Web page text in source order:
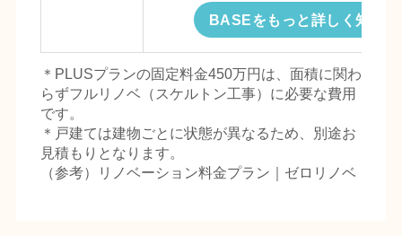
BASEをもっと詳しく知る
＊PLUSプランの固定料金450万円は、面積に関わ
らずフルリノベ（スケルトン工事）に必要な費用
です。
＊戸建ては建物ごとに状態が異なるため、別途お
見積もりとなります。
（参考）
リノベーション料金プラン｜ゼロリノベ